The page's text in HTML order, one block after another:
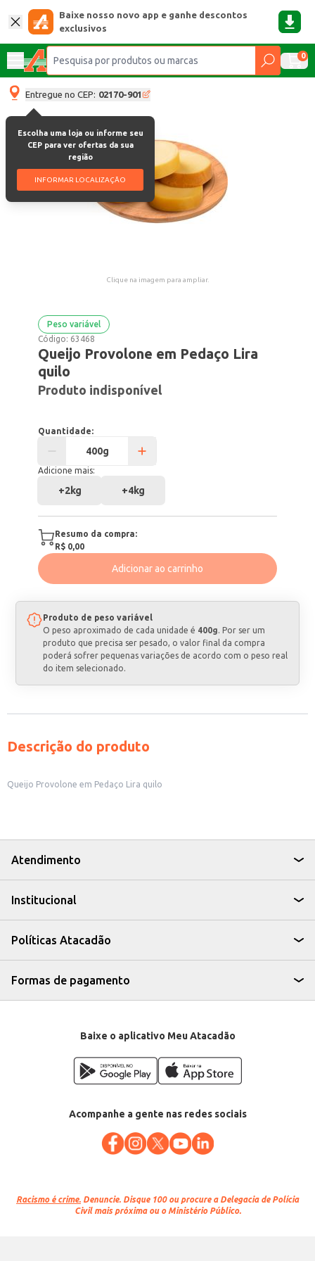
Baixe nosso novo app e ganhe descontos
exclusivos
0
Entregue no CEP: 02170-901
Escolha uma loja ou informe seu
CEP para ver ofertas da sua
região
INFORMAR LOCALIZAÇÃO
Clique na imagem para ampliar.
Peso variável
Código: 63468
Queijo Provolone em Pedaço Lira
quilo
Produto indisponível
Quantidade:
Adicione mais:
+2kg +4kg
Resumo da compra:
R$ 0,00
Adicionar ao carrinho
Produto de peso variável
O peso aproximado de cada unidade é 400g. Por ser um
produto que precisa ser pesado, o valor final da compra
poderá sofrer pequenas variações de acordo com o peso real
do item selecionado.
Descrição do produto
Queijo Provolone em Pedaço Lira quilo
Atendimento
Institucional
Políticas Atacadão
Formas de pagamento
Baixe o aplicativo Meu Atacadão
Acompanhe a gente nas redes sociais
Racismo é crime. Denuncie. Disque 100 ou procure a Delegacia de Polícia
Civil mais próxima ou o Ministério Público.